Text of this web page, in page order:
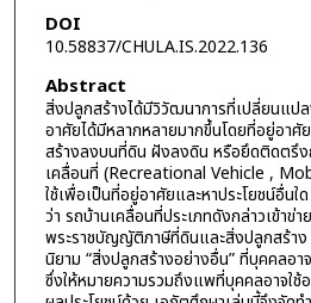
DOI
10.58837/CHULA.IS.2022.136
Abstract
สิ่งปลูกสร้างได้มีวิวัฒนาการที่เปลี่ยนแป
อาศัยได้มีหลากหลายมากขึ้นโดยที่อยู่อาศั
สร้างลงบนที่ดิน ฝังลงดิน หรือยึดติดตรึง
เคลื่อนที่ (Recreational Vehicle ,
ใช้เพื่อเป็นที่อยู่อาศัยและหาประโยชน์อื่น
ว่า รถบ้านเคลื่อนที่ประเภทดังกล่าวเข้าข่
พระราชบัญญัติภาษีที่ดินและสิ่งปลูกสร้าง
นิยาม “สิ่งปลูกสร้างอย่างอื่น” ที่บุคคลอา
ซึ่งให้หมายความรวมถึงแพที่บุคคลอาจใช้